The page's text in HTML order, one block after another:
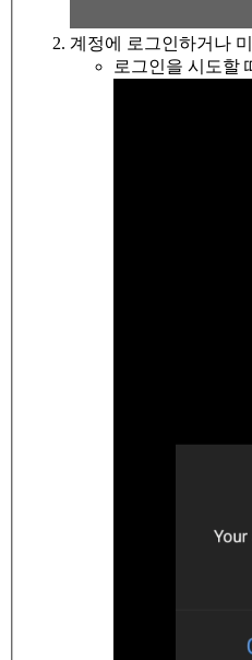
계정에 로그인하거나
로그인을 시도할